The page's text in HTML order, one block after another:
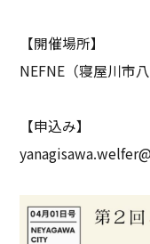
【開催場所】
NEFNE（寝屋川市
【申込み】